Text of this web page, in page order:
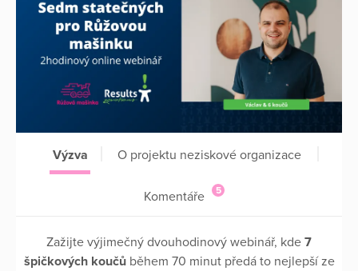
Výzva O projektu neziskové organizace
Komentáře 5
Zažijte výjimečný dvouhodinový webinář, kde 7
špičkových koučůběhem 70 minut předá to nejlepší ze